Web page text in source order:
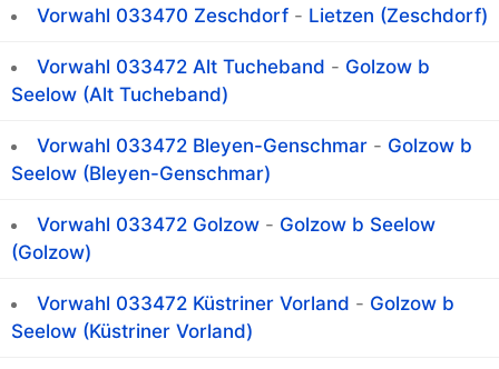
Vorwahl 033470 Zeschdorf - Lietzen (Zeschdorf)
Vorwahl 033472 Alt Tucheband - Golzow b
Seelow (Alt Tucheband)
Vorwahl 033472 Bleyen-Genschmar - Golzow b
Seelow (Bleyen-Genschmar)
Vorwahl 033472 Golzow - Golzow b Seelow
(Golzow)
Vorwahl 033472 Küstriner Vorland - Golzow b
Seelow (Küstriner Vorland)